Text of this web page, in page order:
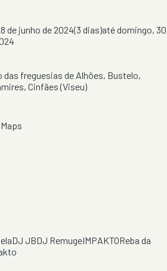
de junho de 2024(3 dias)atédomingo, 30
das freguesias de Alhões, Bustelo,
, Cinfães(Viseu)
DJ JBDJ RemugeIMPAKTOReba da